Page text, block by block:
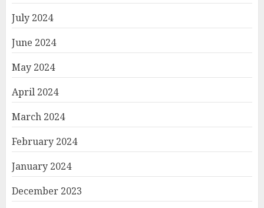
July 2024
June 2024
May 2024
April 2024
March 2024
February 2024
January 2024
December 2023